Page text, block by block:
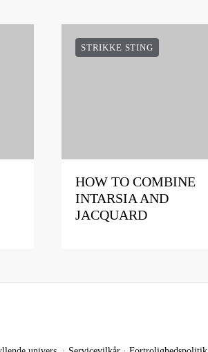
STRIKKE STING
HOW TO COMBINE
INTARSIA AND
JACQUARD